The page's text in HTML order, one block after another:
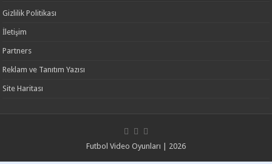
Gizlilik Politikası
İletişim
Partners
Reklam ve Tanıtım Yazısı
Site Haritası
Futbol Video Oyunları | 2026